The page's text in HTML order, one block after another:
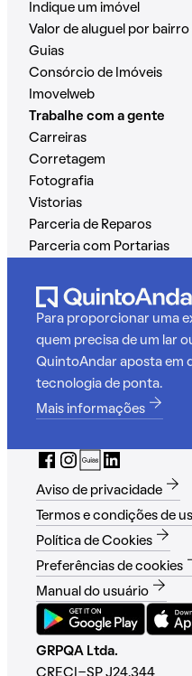
Indique um imóvel
Valor de aluguel por bairro
Guias
Consórcio de Imóveis
Imovelweb
Trabalhe com a gente
Carreiras
Corretagem
Fotografia
Vistorias
Parceria de Reparos
Parceria com Portarias
Para proporcionar uma
quem precisa de um lar
QuintoAndar aposta em
tecnologia de ponta.
Mais informações
Aviso de privacidade
Termos e condições de
Política de Cookies
Preferências de cookies
Manual do usuário
GRPQA Ltda.